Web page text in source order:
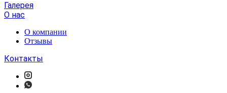
Галерея
О нас
О компании
Отзывы
Контакты